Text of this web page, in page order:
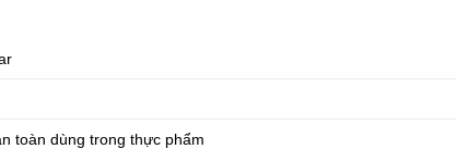
toàn dùng trong thực phẩm